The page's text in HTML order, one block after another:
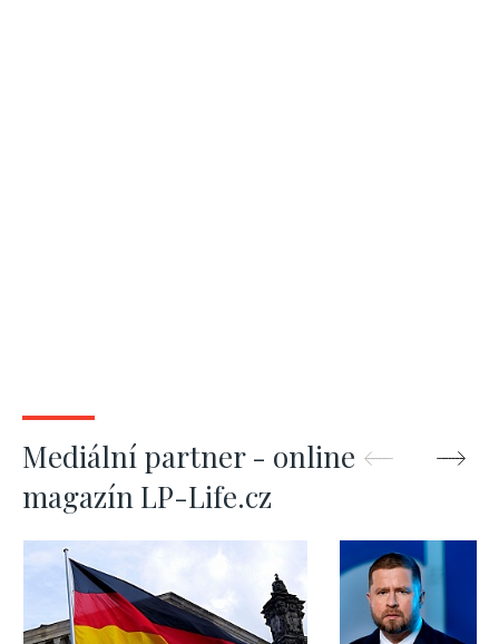
Mediální partner - online
magazín LP-Life.cz